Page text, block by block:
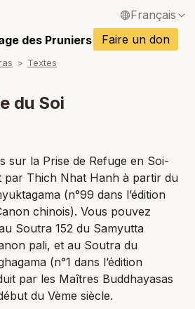
Français
English / Anglais
Deutsch / Allemand
Tiếng Việt / Vietnamien
ภาษาไทย / Thaï
des Pruniers Faire un don
Textes
du Soi
sur la Prise de Refuge en Soi-
par Thich Nhat Hanh à partir du
(n°99 dans l’édition
chinois). Vous pouvez
Soutra 152 du Samyutta
pali, et au Soutra du
(n°1 dans l’édition
par les Maîtres Buddhayasas
du Vème siècle.